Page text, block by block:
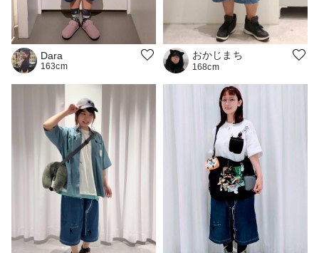
Dara
163cm
おかじまち
168cm